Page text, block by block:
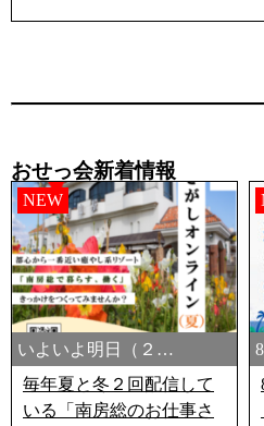
おせっ会新着情報
NEW
いよいよ明日（２…
毎年夏と冬２回配信して
いる「南房総のお仕事さ